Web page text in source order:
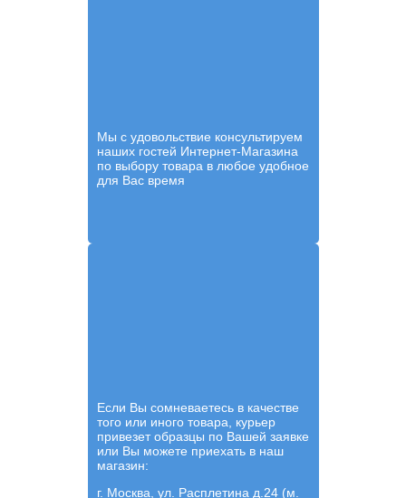
Мы с удовольствие консультируем
наших гостей Интернет-Магазина
по выбору товара в любое удобное
для Вас время
Если Вы сомневаетесь в качестве
того или иного товара, курьер
привезет образцы по Вашей заявке
или Вы можете приехать в наш
магазин:
г. Москва, ул. Расплетина д.24 (м.